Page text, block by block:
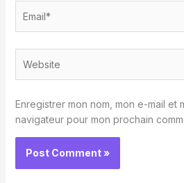
Enregistrer mon nom, mon e-mail et
navigateur pour mon prochain